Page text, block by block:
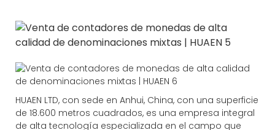
HUAEN LTD, con sede en Anhui, China, con una superficie
de 18.600 metros cuadrados, es una empresa integral
de alta tecnología especializada en el campo que